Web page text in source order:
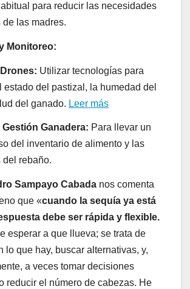
para reducir las necesidades
las madres.
Monitoreo:
Utilizar tecnologías para
estado del pastizal, la humedad del
del ganado. Leer más
Ganadera: Para llevar un
del inventario de alimento y las
del rebaño.
Sampayo Cabada nos comenta
que «cuando la sequía ya está
debe ser rápida y flexible.
esperar a que llueva; se trata de
lo que hay, buscar alternativas, y,
a veces tomar decisiones
reducir el número de cabezas. He